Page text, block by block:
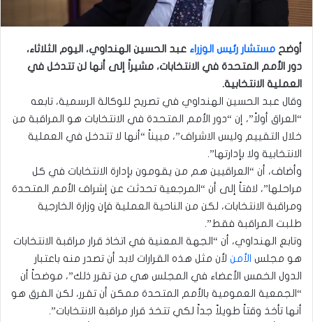
أوضح مستشار رئيس الوزراء عبد الحسين الهنداوي، اليوم الثلاثاء،
دور الأمم المتحدة في الانتخابات، مشيراً إلى أنها لن تتدخل في
العملية الانتخابية.
وقال عبد الحسين الهنداوي في تصريح للوكالة الرسمية، تابعه
“العراق أولاً”، إن “دور الأمم المتحدة في الانتخابات هو المراقبة من
خلال التقييم وليس الاشراف”، مبيناً “أنها لا تتدخل في العملية
الانتخابية ولا بإدارتها”.
وأضاف، أن “العراقيين هم من يقومون بإدارة الانتخابات في كل
مراحلها”، لافتاً إلى أن “المرجعية تحدثت عن إشراف الأمم المتحدة
ومراقبة الانتخابات، لكن من الناحية العملية فإن وزارة الخارجية
طلبت المراقبة فقط”.
وتابع الهنداوي، أن “الجهة المعنية في اتخاذ قرار مراقبة الانتخابات
هو مجلس الأمن لأن مثل هذه القرارات لابد أن تصدر منه باعتبار
الدول الخمس الأعضاء في المجلس هي من تقرر ذلك”، موضحاً أن
“الجمعية العمومية بالأمم المتحدة ممكن أن تقرر، لكن الفرق هو
أنها تأخذ وقتاً طويلاً جداً لكي تتخذ قرار مراقبة الانتخابات”.